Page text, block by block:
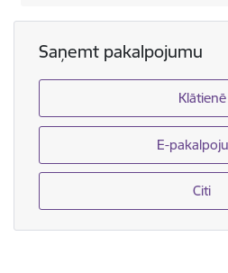
Saņemt pakalpojumu
Klātienē
E-
Citi